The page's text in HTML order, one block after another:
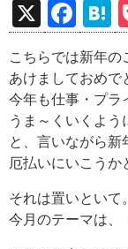
X
F
a
ce
b
o
o
e
n
a
こちらでは新年の
あけましておめで
今年も仕事・プラ
うま～くいくよう
と、言いながら
厄払いにいこうか
それは置いといて。
今月のテーマは、